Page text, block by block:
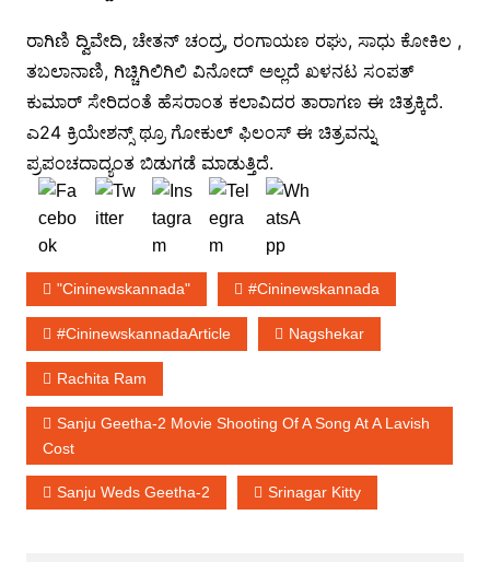
ರಾಗಿಣಿ ದ್ವಿವೇದಿ, ಚೇತನ್ ಚಂದ್ರ, ರಂಗಾಯಣ ರಘು, ಸಾಧು ಕೋಕಿಲ ,
ತಬಲಾನಾಣಿ, ಗಿಚ್ಚಿಗಿಲಿಗಿಲಿ ವಿನೋದ್ ಅಲ್ಲದೆ ಖಳನಟ ಸಂಪತ್
ಕುಮಾರ್ ಸೇರಿದಂತೆ ಹೆಸರಾಂತ ಕಲಾವಿದರ ತಾರಾಗಣ ಈ ಚಿತ್ರಕ್ಕಿದೆ.
ಎ24 ಕ್ರಿಯೇಶನ್ಸ್ ಥ್ರೂ ಗೋಕುಲ್ ಫಿಲಂಸ್ ಈ ಚಿತ್ರವನ್ನು
ಪ್ರಪಂಚದಾದ್ಯಂತ ಬಿಡುಗಡೆ ಮಾಡುತ್ತಿದೆ.
"cininewskannada" #cininewskannada
#cininewskannadaArticle Nagshekar
Rachita Ram
Sanju Geetha-2 Movie Shooting Of A Song At A Lavish
Cost
Sanju Weds Geetha-2 Srinagar Kitty